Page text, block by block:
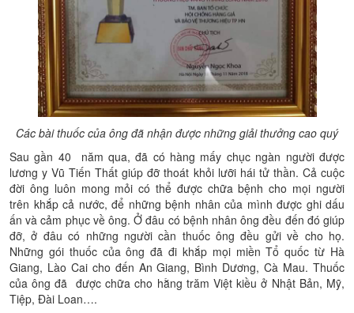
Các bài thuốc của ông đã nhận được những giải thưởng cao quý
Sau gần 40
năm qua, đã có hàng mấy chục ngàn người được
lương y Vũ Tiến Thất giúp đỡ thoát khỏi lưỡi hái tử thần. Cả cuộc
đời ông luôn mong mỏi có thể được chữa bệnh cho mọi người
trên khắp cả nước, để những bệnh nhân của mình được ghi dấu
ấn và cảm phục về ông. Ở đâu có bệnh nhân ông đều đến đó giúp
đỡ, ở đâu có những người cần thuốc ông đều gửi về cho họ.
Những gói thuốc của ông đã đi khắp mọi miền Tổ quốc từ Hà
Giang, Lào Cai cho đến An Giang, Bình Dương, Cà Mau. Thuốc
của ông đã được chữa cho hằng trăm Việt kiều ở Nhật Bản, Mỹ,
Tiệp, Đài Loan….